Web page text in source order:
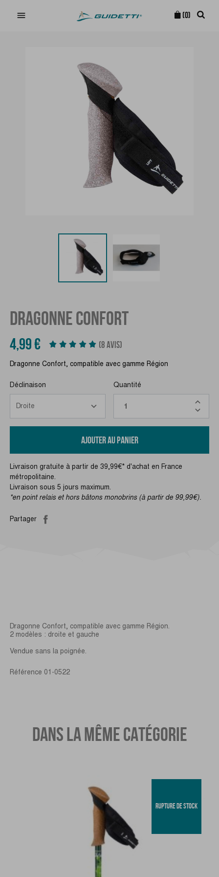
 (0)
DRAGONNE CONFORT
4,99 € (8 AVIS)
Dragonne Confort, compatible avec gamme Région
Déclinaison Quantité
AJOUTER AU PANIER
Livraison gratuite à partir de 39,99€* d'achat en France
métropolitaine.
Livraison sous 5 jours maximum.
*en point relais et hors bâtons monobrins (à partir de 99,99€).
Partager
Dragonne Confort, compatible avec gamme Région.
2 modèles : droite et gauche
Vendue sans la poignée.
Référence 01-0522
DANS LA MÊME CATÉGORIE
RUPTURE DE STOCK